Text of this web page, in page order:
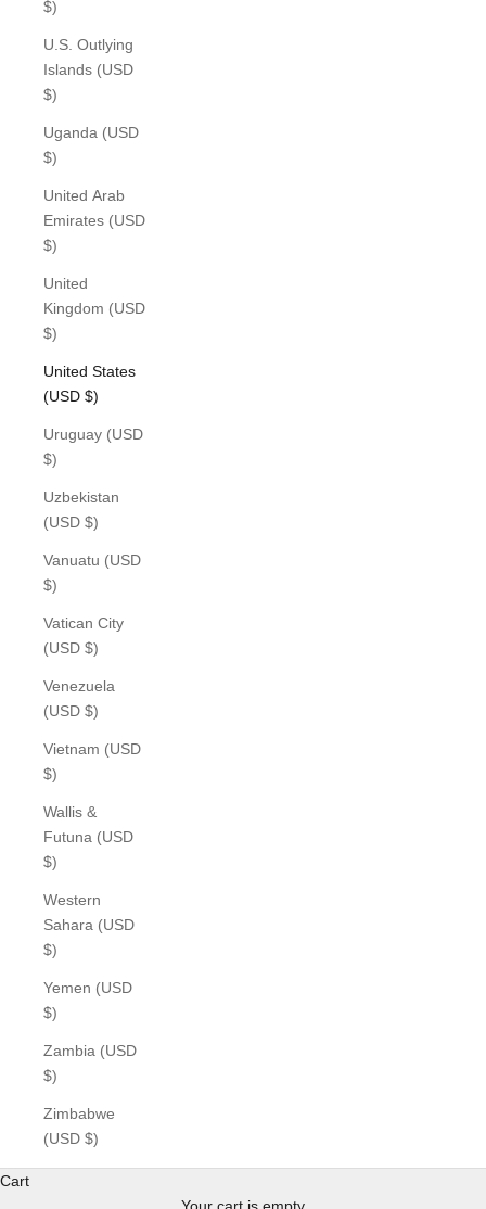
$)
U.S. Outlying
Islands (USD
$)
Uganda (USD
$)
United Arab
Emirates (USD
$)
United
Kingdom (USD
$)
United States
(USD $)
Uruguay (USD
$)
Uzbekistan
(USD $)
Vanuatu (USD
$)
Vatican City
(USD $)
Venezuela
(USD $)
Vietnam (USD
$)
Wallis &
Futuna (USD
$)
Western
Sahara (USD
$)
Yemen (USD
$)
Zambia (USD
$)
Zimbabwe
(USD $)
Cart
Your cart is empty